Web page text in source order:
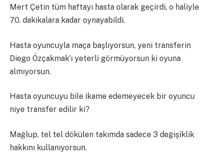
Mert Çetin tüm haftayı hasta olarak geçirdi, o haliyle
70. dakikalara kadar oynayabildi.
Hasta oyuncuyla maça başlıyorsun, yeni transferin
Diego Özçakmak’ı yeterli görmüyorsun ki oyuna
almıyorsun.
Hasta oyuncuyu bile ikame edemeyecek bir oyuncu
niye transfer edilir ki?
Mağlup, tel tel dökülen takımda sadece 3 değişiklik
hakkını kullanıyorsun.